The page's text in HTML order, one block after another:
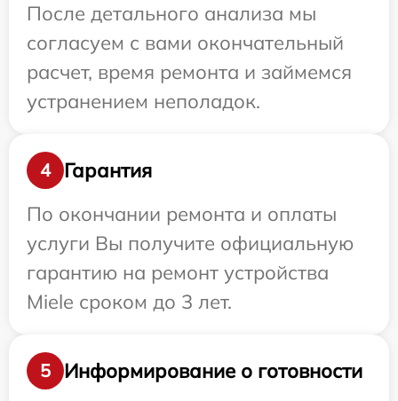
После детального анализа мы
согласуем с вами окончательный
расчет, время ремонта и займемся
устранением неполадок.
4
Гарантия
По окончании ремонта и оплаты
услуги Вы получите официальную
гарантию на ремонт устройства
Miele сроком до 3 лет.
5
Информирование о готовности